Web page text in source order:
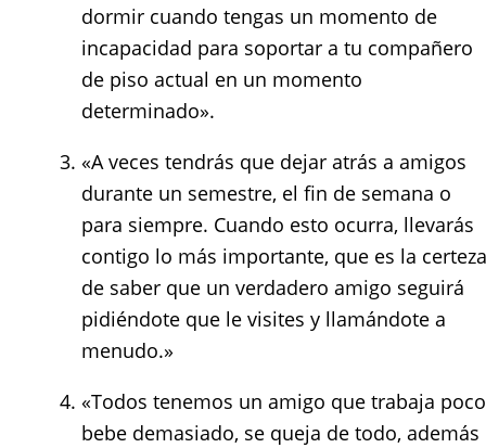
dormir cuando tengas un momento de
incapacidad para soportar a tu compañero
de piso actual en un momento
determinado».
«A veces tendrás que dejar atrás a amigos
durante un semestre, el fin de semana o
para siempre. Cuando esto ocurra, llevarás
contigo lo más importante, que es la certeza
de saber que un verdadero amigo seguirá
pidiéndote que le visites y llamándote a
menudo.»
«Todos tenemos un amigo que trabaja
bebe demasiado, se queja de todo, además